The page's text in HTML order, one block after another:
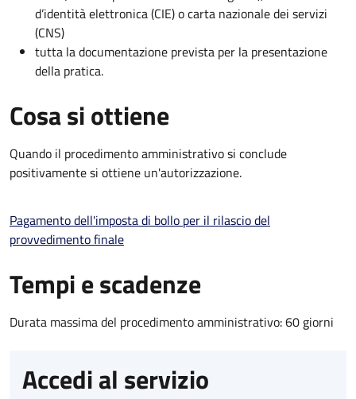
d’identità elettronica (CIE) o carta nazionale dei servizi
(CNS)
tutta la documentazione prevista per la presentazione
della pratica.
Cosa si ottiene
Quando il procedimento amministrativo si conclude
positivamente si ottiene un'autorizzazione.
Pagamento dell'imposta di bollo per il rilascio del
provvedimento finale
Tempi e scadenze
Durata massima del procedimento amministrativo: 60 giorni
Accedi al servizio